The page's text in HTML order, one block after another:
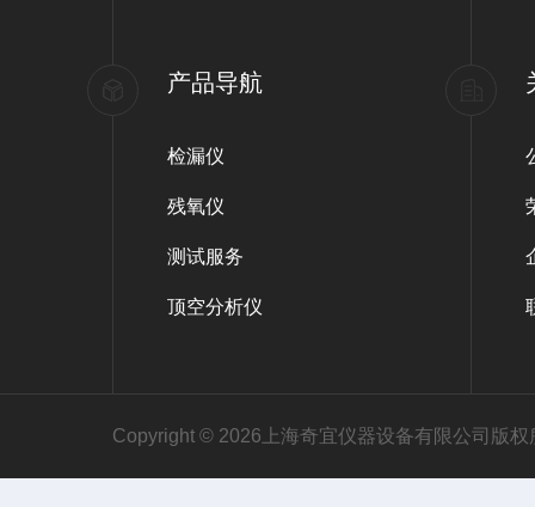
产品导航
检漏仪
残氧仪
测试服务
顶空分析仪
Copyright © 2026上海奇宜仪器设备有限公司版